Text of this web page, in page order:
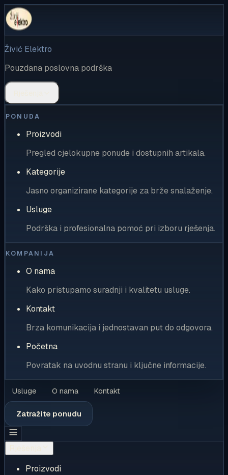
Živić Elektro
Pouzdana poslovna podrška
PONUDA
Proizvodi
Pregled cjelokupne ponude i dostupnih artikala.
Kategorije
Jasno organizirane kategorije za brže snalaženje.
Usluge
Podrška i profesionalna pomoć pri izboru rješenja.
KOMPANIJA
O nama
Kako pristupamo suradnji i kvalitetu usluge.
Kontakt
Brza komunikacija i jednostavan put do odgovora.
Početna
Povratak na uvodnu stranu i ključne informacije.
Usluge O nama Kontakt
Zatražite ponudu
Proizvodi